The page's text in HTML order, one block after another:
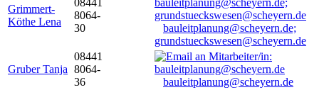
Grimmert-
Köthe Lena
08441
8064-
30
bauleitplanung@scheyern.de;
grundstueckswesen@scheyern.de
Gruber Tanja
08441
8064-
36
bauleitplanung@scheyern.de